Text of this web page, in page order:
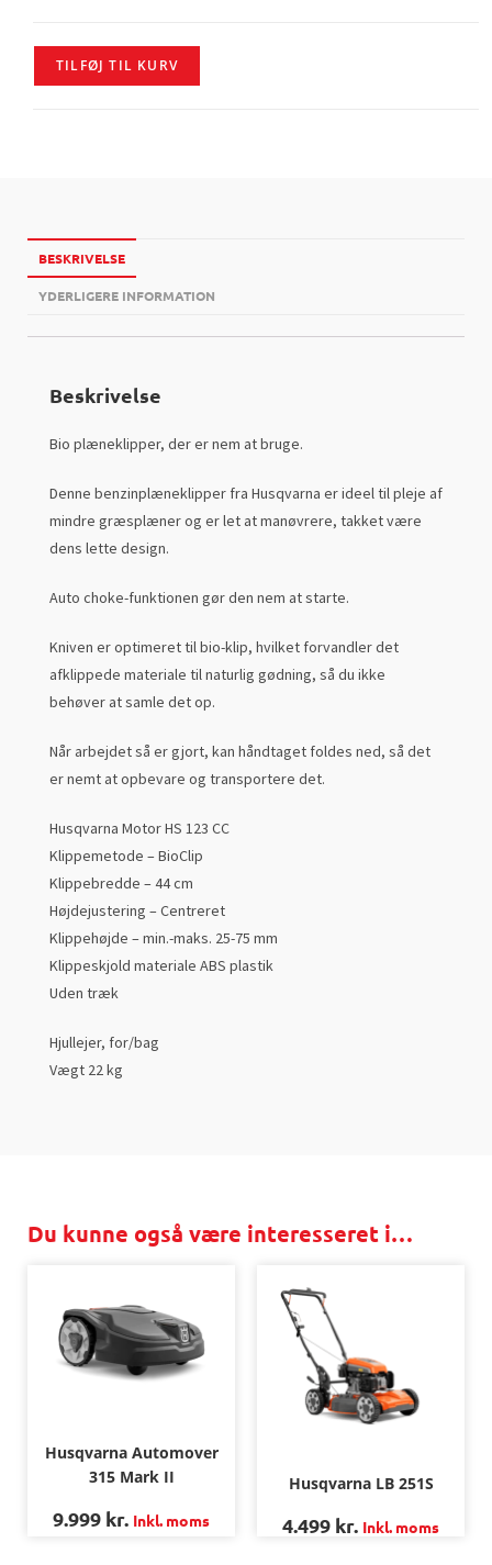
TILFØJ TIL KURV
BESKRIVELSE
YDERLIGERE INFORMATION
Beskrivelse
Bio plæneklipper, der er nem at bruge.
Denne benzinplæneklipper fra Husqvarna er ideel til pleje af
mindre græsplæner og er let at manøvrere, takket være
dens lette design.
Auto choke-funktionen gør den nem at starte.
Kniven er optimeret til bio-klip, hvilket forvandler det
afklippede materiale til naturlig gødning, så du ikke
behøver at samle det op.
Når arbejdet så er gjort, kan håndtaget foldes ned, så det
er nemt at opbevare og transportere det.
Husqvarna Motor HS 123 CC
Klippemetode – BioClip
Klippebredde – 44 cm
Højdejustering – Centreret
Klippehøjde – min.-maks. 25-75 mm
Klippeskjold materiale ABS plastik
Uden træk
Hjullejer, for/bag
Vægt 22 kg
Du kunne også være interesseret i…
Husqvarna Automover
315 Mark II
9.999 kr. Inkl. moms
Husqvarna LB 251S
4.499 kr. Inkl. moms